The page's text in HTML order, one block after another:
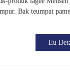
Bak teumpat
Eu